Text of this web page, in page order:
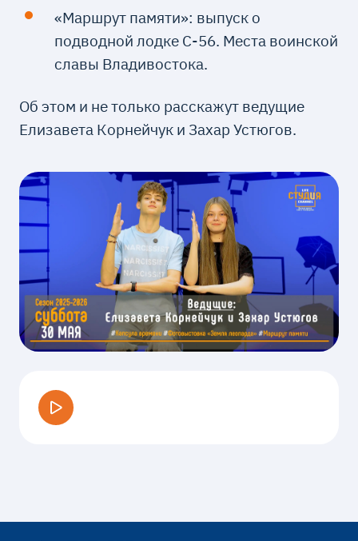
«Маршрут памяти»: выпуск о
подводной лодке С-56. Места воинской
славы Владивостока.
Об этом и не только расскажут ведущие
Елизавета Корнейчук и Захар Устюгов.